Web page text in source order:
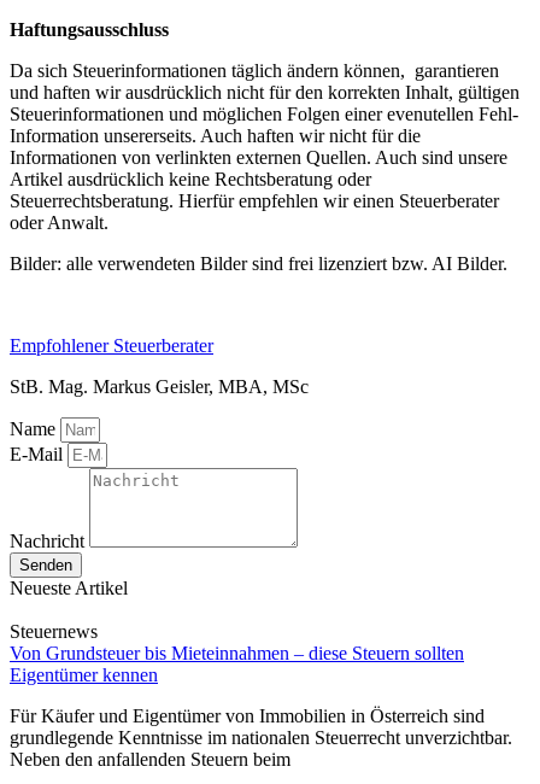
Haftungsausschluss
Da sich Steuerinformationen täglich ändern können, garantieren
und haften wir ausdrücklich nicht für den korrekten Inhalt, gültigen
Steuerinformationen und möglichen Folgen einer evenutellen Fehl-
Information unsererseits. Auch haften wir nicht für die
Informationen von verlinkten externen Quellen. Auch sind unsere
Artikel ausdrücklich keine Rechtsberatung oder
Steuerrechtsberatung. Hierfür empfehlen wir einen Steuerberater
oder Anwalt.
Bilder: alle verwendeten Bilder sind frei lizenziert bzw. AI Bilder.
Empfohlener Steuerberater
StB. Mag. Markus Geisler, MBA, MSc
Name
E-Mail
Nachricht
Senden
Neueste Artikel
Steuernews
Von Grundsteuer bis Mieteinnahmen – diese Steuern sollten
Eigentümer kennen
Für Käufer und Eigentümer von Immobilien in Österreich sind
grundlegende Kenntnisse im nationalen Steuerrecht unverzichtbar.
Neben den anfallenden Steuern beim